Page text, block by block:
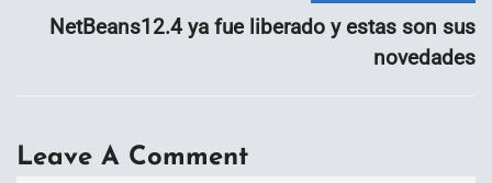
NetBeans12.4 ya fue liberado y estas son sus
novedades
Leave A Comment